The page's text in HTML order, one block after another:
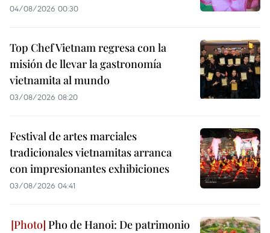
04/08/2026 00:30
Top Chef Vietnam regresa con la
misión de llevar la gastronomía
vietnamita al mundo
03/08/2026 08:20
Festival de artes marciales
tradicionales vietnamitas arranca
con impresionantes exhibiciones
03/08/2026 04:41
Pho de Hanoi: De patrimonio